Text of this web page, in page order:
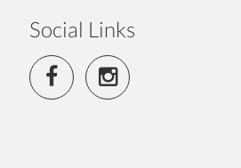
Social Links